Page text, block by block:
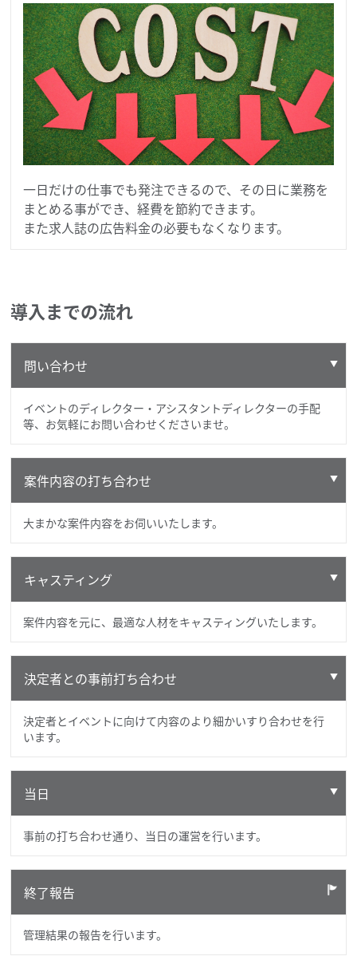
一日だけの仕事でも発注できるので、その日に業務を
まとめる事ができ、経費を節約できます。
また求人誌の広告料金の必要もなくなります。
導入までの流れ
問い合わせ
イベントのディレクター・アシスタントディレクターの手配
等、お気軽にお問い合わせくださいませ。
案件内容の打ち合わせ
大まかな案件内容をお伺いいたします。
キャスティング
案件内容を元に、最適な人材をキャスティングいたします。
決定者との事前打ち合わせ
決定者とイベントに向けて内容のより細かいすり合わせを行
います。
当日
事前の打ち合わせ通り、当日の運営を行います。
終了報告
管理結果の報告を行います。